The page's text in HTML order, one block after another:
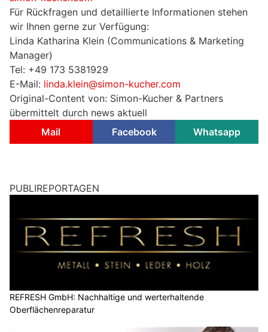
Für Rückfragen und detaillierte Informationen stehen
wir Ihnen gerne zur Verfügung:
Linda Katharina Klein (Communications & Marketing
Manager)
Tel: +49 173 5381929
E-Mail: linda.klein@simon-kucher.com
Original-Content von: Simon-Kucher & Partners
übermittelt durch news aktuell
Mail
Facebook Whatsapp
PUBLIREPORTAGEN
REFRESH GmbH: Nachhaltige und werterhaltende
Oberflächenreparatur